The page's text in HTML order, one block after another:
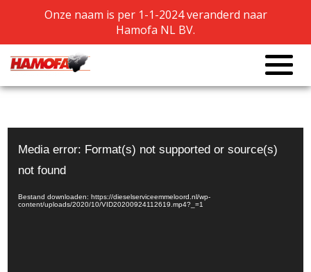
Onze naam is per 1-1-2024 veranderd naar
Hamofa NL BV.
Onze naam is per 1-1-2024 veranderd naar
Hamofa NL BV.
Revisie ABC-6DZ motor
Media error: Format(s) not supported or source(s)
not found
Bestand downloaden: https://dieselserviceemmeloord.nl/wp-
content/uploads/2020/10/VID20200924112619.mp4?_=1